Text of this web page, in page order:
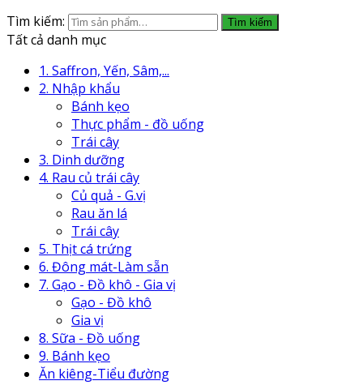
Tìm kiếm:
Tìm kiếm
Tất cả danh mục
1. Saffron, Yến, Sâm,...
2. Nhập khẩu
Bánh kẹo
Thực phẩm - đồ uống
Trái cây
3. Dinh dưỡng
4. Rau củ trái cây
Củ quả - G.vị
Rau ăn lá
Trái cây
5. Thịt cá trứng
6. Đông mát-Làm sẵn
7. Gạo - Đồ khô - Gia vị
Gạo - Đồ khô
Gia vị
8. Sữa - Đồ uống
9. Bánh kẹo
Ăn kiêng-Tiểu đường